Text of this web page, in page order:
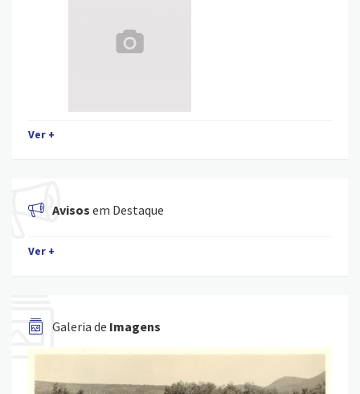
Ver +
Avisos em Destaque
Ver +
Galeria de Imagens